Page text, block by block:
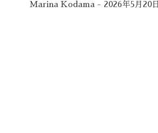
Marina Kodama - 2026年5月20日